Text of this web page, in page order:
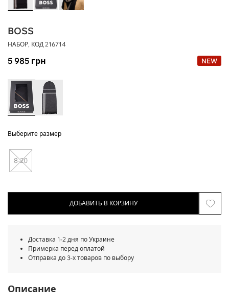
BOSS
НАБОР, КОД 216714
5 985 грн NEW
Выберите размер
8-20
ДОБАВИТЬ В КОРЗИНУ
Доставка 1-2 дня по Украине
Примерка перед оплатой
Отправка до 3-х товаров по выбору
Описание